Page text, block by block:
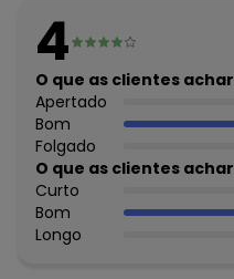
Feito: Brasil
Cuidados para
Não usar alvejante.
Não usar secadora.
Secar na sombra.
Passar temperatura mínima.
Não lavar a seco.
Tecido: Molecotton
Composição: Calca Peca
Histórico de preços
4
O que as clientes
Apertado
Bom
Folgado
O que as clientes
Curto
Bom
Longo